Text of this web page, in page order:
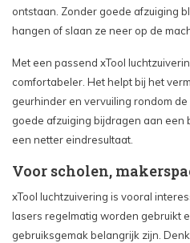
ontstaan. Zonder goede afzuiging
hangen of slaan ze neer op de
Met een passend xTool
comfortabeler. Het helpt bij het
geurhinder en vervuiling rondom
goede afzuiging bijdragen aan een
een netter eindresultaat.
Voor scholen,
xTool luchtzuivering is vooral
lasers regelmatig worden gebruikt
gebruiksgemak belangrijk zijn.